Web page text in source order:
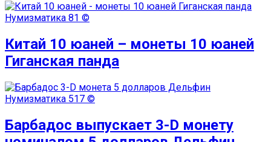
Нумизматика 81 ©
Китай 10 юаней – монеты 10 юаней
Гиганская панда
Нумизматика 517 ©
Барбадос выпускает 3-D монету